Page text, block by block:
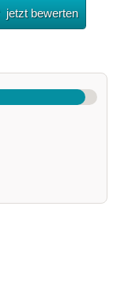
jetzt bewerten